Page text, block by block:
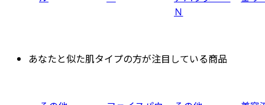
Ｎ
あなたと似た肌タイプの方が注目している商品